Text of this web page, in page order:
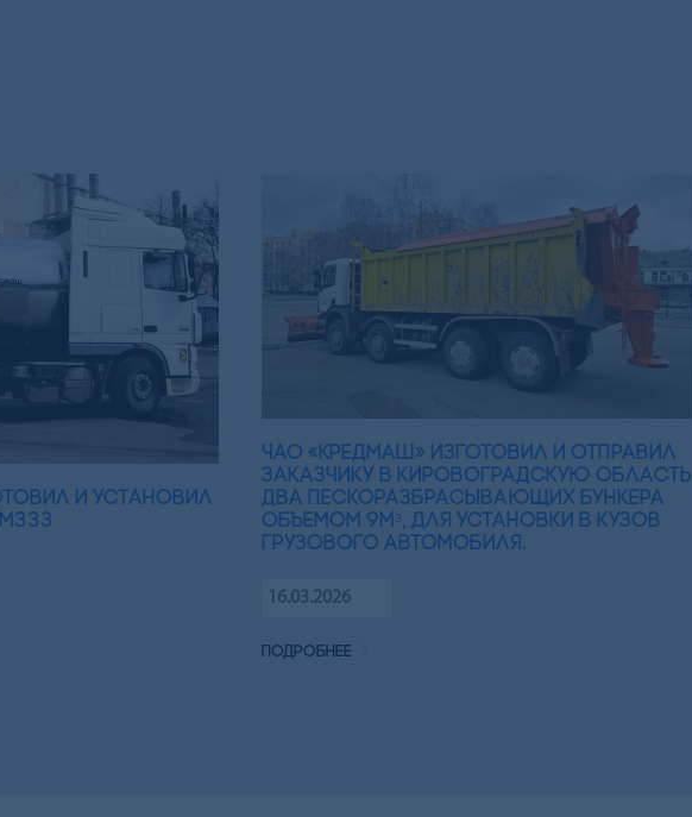
и установил
ЧАО «Кредмаш» изготовил и отправил
заказчику в Кировоградскую область
два пескоразбрасывающих бункера
объемом 9мᵌ, для установки в кузов
грузового автомобиля.
16.03.2026
подробнее